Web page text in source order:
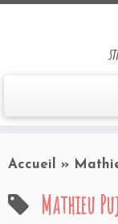
Accueil »
Mathieu